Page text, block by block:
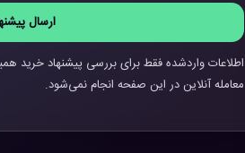
ارسال
اطلاعات واردشده فقط برای بررسی پیشنهاد خرید
معامله آنلاین در این صفحه انجام نمی‌شود.